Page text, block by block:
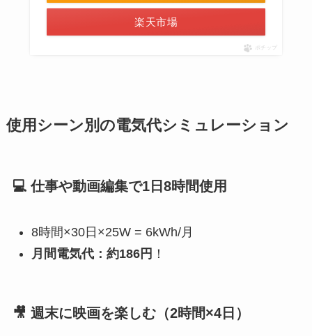
楽天市場
ポチップ
使用シーン別の電気代シミュレーション
💻 仕事や動画編集で1日8時間使用
8時間×30日×25W = 6kWh/月
月間電気代：約186円 ！
🎥 週末に映画を楽しむ（2時間×4日）